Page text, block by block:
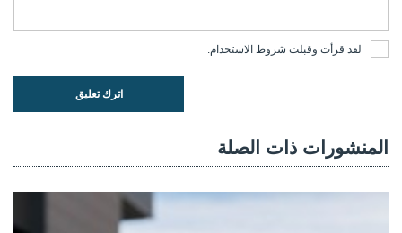
لقد قرأت وقبلتشروط الاستخدام.
اترك تعليق
المنشورات ذات الصلة